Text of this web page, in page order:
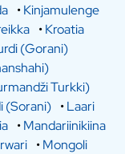
•Kinjamulenge
•Kroatia
(Gorani)
Turkki)
(Sorani) •Laari
•Mandariinikiina
•Mongoli